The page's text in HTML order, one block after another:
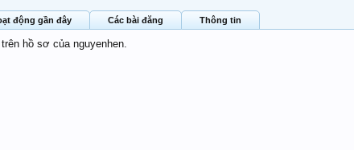
động gần đây Các bài đăng Thông tin
hồ sơ của nguyenhen.